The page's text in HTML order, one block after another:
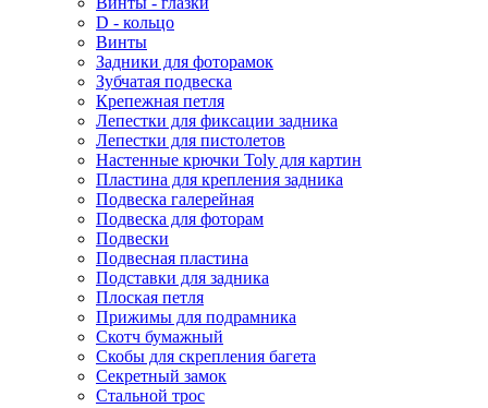
D - кольцо
Винты
Задники для фоторамок
Зубчатая подвеска
Крепежная петля
Лепестки для фиксации задника
Лепестки для пистолетов
Настенные крючки Toly для картин
Пластина для крепления задника
Подвеска галерейная
Подвеска для фоторам
Подвески
Подвесная пластина
Подставки для задника
Плоская петля
Прижимы для подрамника
Скотч бумажный
Скобы для скрепления багета
Секретный замок
Стальной трос